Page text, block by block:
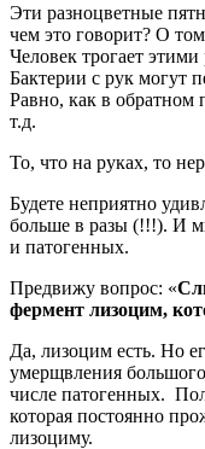
Эти разноцветные
чем это говорит? О
Человек трогает этими
Бактерии с рук могут
Равно, как в обратном
т.д.
То, что на руках, то
Будете неприятно
больше в разы (!!!). И
и патогенных.
Предвижу вопрос: «
фермент лизоцим,
Да, лизоцим есть. Но
умерщвления
числе патогенных.
которая постоянно
лизоциму.